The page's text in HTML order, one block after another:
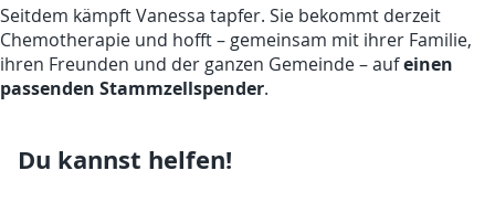
Seitdem kämpft Vanessa tapfer. Sie bekommt derzeit
Chemotherapie und hofft – gemeinsam mit ihrer Familie,
ihren Freunden und der ganzen Gemeinde – aufeinen
passenden Stammzellspender.
Du kannst helfen!